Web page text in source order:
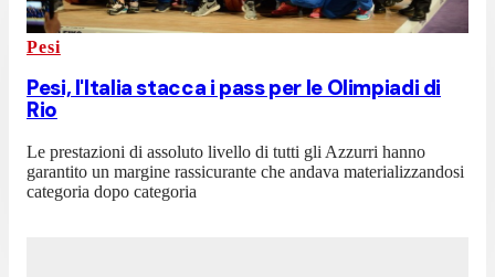
Pesi
Pesi, l'Italia stacca i pass per le Olimpiadi di
Rio
Le prestazioni di assoluto livello di tutti gli Azzurri hanno
garantito un margine rassicurante che andava materializzandosi
categoria dopo categoria